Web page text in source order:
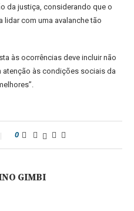
da justiça, considerando que o
lidar com uma avalanche tão
às ocorrências deve incluir não
às condições sociais da
0
GIMBI